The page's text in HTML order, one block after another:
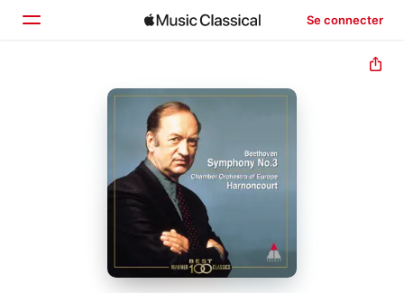
Se connecter
Accueil
Rechercher